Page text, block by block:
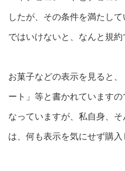
したが、その条件を満たし
ではいけないと、なんと規
お菓子などの表示を見ると
ート」等と書かれています
なっていますが、私自身、
は、何も表示を気にせず購入